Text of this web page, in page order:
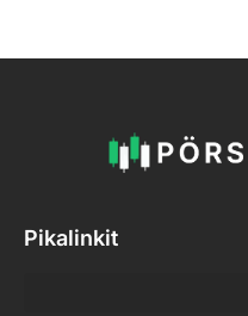
Pikalinkit